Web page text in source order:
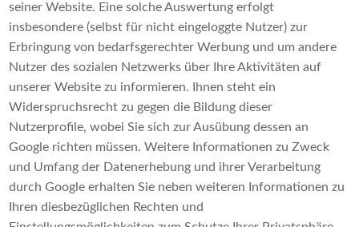
seiner Website. Eine solche Auswertung erfolgt
insbesondere (selbst für nicht eingeloggte Nutzer) zur
Erbringung von bedarfsgerechter Werbung und um andere
Nutzer des sozialen Netzwerks über Ihre Aktivitäten auf
unserer Website zu informieren. Ihnen steht ein
Widerspruchsrecht zu gegen die Bildung dieser
Nutzerprofile, wobei Sie sich zur Ausübung dessen an
Google richten müssen. Weitere Informationen zu Zweck
und Umfang der Datenerhebung und ihrer Verarbeitung
durch Google erhalten Sie neben weiteren Informationen zu
Ihren diesbezüglichen Rechten und